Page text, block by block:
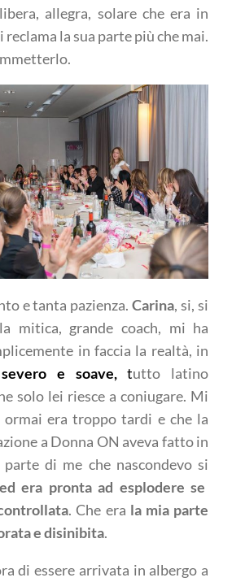
allegra, solare che era in
reclama la sua parte più che mai.
e tanta pazienza.Carina, si, si
mitica, grande coach, mi ha
in faccia la realtà, in
severo e soave,tutto latino
solo lei riesce a coniugare. Mi
ormai era troppo tardi e che la
a Donna ON aveva fatto in
di me che nascondevo si
era pronta ad esplodere se
. Che era la mia parte
e disinibita.
di essere arrivata in albergo a